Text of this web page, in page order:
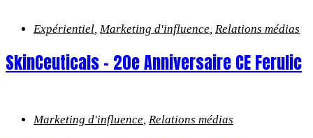
Expérientiel, Marketing d'influence, Relations médias
SkinCeuticals – 20e Anniversaire CE Ferulic
Marketing d'influence Relations médias